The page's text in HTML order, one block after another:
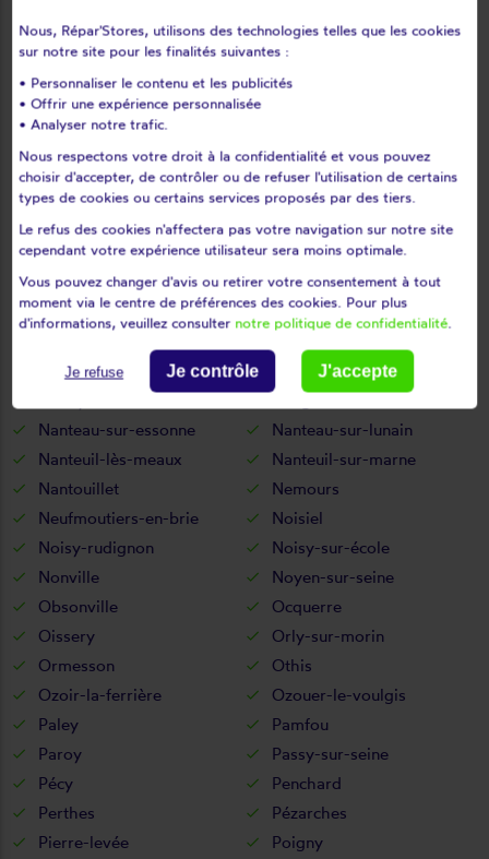
Montceaux-lès-provins
Montcourt-fromonville
Montdauphin
Montenils
Montereau-fault-yonne
Montévrain
Monthyon
Montigny-le-guesdier
Montigny-lencoup
Montigny-sur-loing
Montmachoux
Montolivet
Montry
Moret-sur-loing
Mormant
Mortcerf
Mortery
Mouroux
Moussy-le-vieux
Mouy-sur-seine
Nangis
Nanteau-sur-essonne
Nanteau-sur-lunain
Nanteuil-lès-meaux
Nanteuil-sur-marne
Nantouillet
Nemours
Neufmoutiers-en-brie
Noisiel
Noisy-rudignon
Noisy-sur-école
Nonville
Noyen-sur-seine
Obsonville
Ocquerre
Oissery
Orly-sur-morin
Ormesson
Othis
Ozoir-la-ferrière
Ozouer-le-voulgis
Paley
Pamfou
Paroy
Passy-sur-seine
Pécy
Penchard
Perthes
Pézarches
Pierre-levée
Poigny
Nous, Répar'Stores, utilisons des technologies telles que les cookies
sur notre site pour les finalités suivantes :
• Personnaliser le contenu et les publicités
• Offrir une expérience personnalisée
• Analyser notre trafic.
Nous respectons votre droit à la confidentialité et vous pouvez
choisir d'accepter, de contrôler ou de refuser l'utilisation de certains
types de cookies ou certains services proposés par des tiers.
Le refus des cookies n'affectera pas votre navigation sur notre site
cependant votre expérience utilisateur sera moins optimale.
Vous pouvez changer d'avis ou retirer votre consentement à tout
moment via le centre de préférences des cookies. Pour plus
d'informations, veuillez consulter notre politique de confidentialité.
Je refuse Je contrôle J'accepte